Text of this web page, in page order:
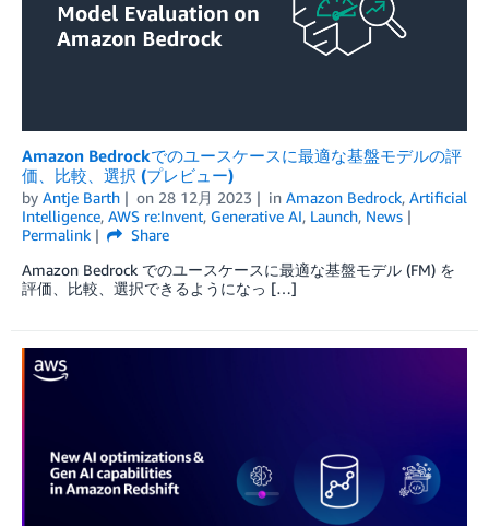
Amazon Bedrockでのユースケースに最適な基盤モデルの評
価、比較、選択 (プレビュー)
by Antje Barth on 28 12月 2023 in Amazon Bedrock, Artificial
Intelligence, AWS re:Invent, Generative AI, Launch, News
Permalink
Share
Amazon Bedrock でのユースケースに最適な基盤モデル (FM) を
評価、比較、選択できるようになっ […]